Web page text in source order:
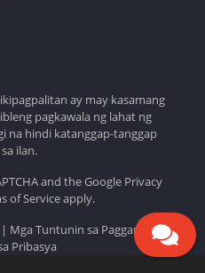
ay may kasamang
pagkawala ng lahat ng
na hindi katanggap-tanggap
ilan.
and the Google Privacy
of Serviceapply.
Mga Tuntunin sa Paggamit |
Pribasya